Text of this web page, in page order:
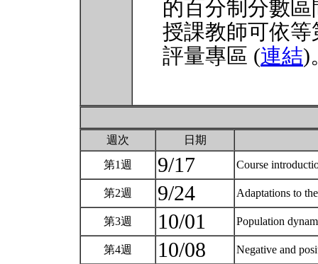
的百分制分數
授課教師可依
評量專區 (連結)
週次 日期
第1週 9/17 Course
第2週 9/24 Adaptations to
第3週 10/01 Population
第4週 10/08 Negative and